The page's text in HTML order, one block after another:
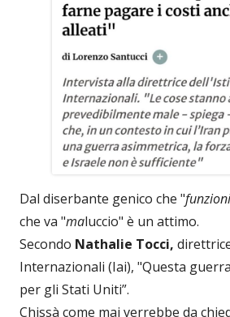
Dal diserbante genico che "
che va "maluccio" è un attimo.
Secondo Nathalie Tocci,
Internazionali (Iai), "Questa
per gli Stati Uniti”.
Chissà come mai verrebbe da